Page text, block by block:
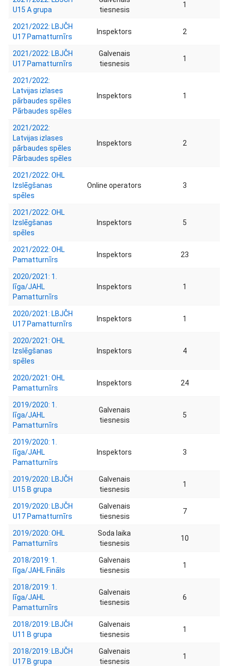
U15 A grupa
tiesnesis
1
2021/2022: LBJČH
U17 Pamatturnīrs
Inspektors 2
2021/2022: LBJČH
U17 Pamatturnīrs
Galvenais
tiesnesis
1
2021/2022:
Latvijas izlases
pārbaudes spēles
Pārbaudes spēles
Inspektors 1
2021/2022:
Latvijas izlases
pārbaudes spēles
Pārbaudes spēles
Inspektors 2
2021/2022: OHL
Izslēgšanas
spēles
Online operators 3
2021/2022: OHL
Izslēgšanas
spēles
Inspektors 5
2021/2022: OHL
Pamatturnīrs
Inspektors 23
2020/2021: 1.
līga/JAHL
Pamatturnīrs
Inspektors 1
2020/2021: LBJČH
U17 Pamatturnīrs
Inspektors 1
2020/2021: OHL
Izslēgšanas
spēles
Inspektors 4
2020/2021: OHL
Pamatturnīrs
Inspektors 24
2019/2020: 1.
līga/JAHL
Pamatturnīrs
Galvenais
tiesnesis
5
2019/2020: 1.
līga/JAHL
Pamatturnīrs
Inspektors 3
2019/2020: LBJČH
U15 B grupa
Galvenais
tiesnesis
1
2019/2020: LBJČH
U17 Pamatturnīrs
Galvenais
tiesnesis
7
2019/2020: OHL
Pamatturnīrs
Soda laika
tiesnesis
10
2018/2019: 1.
līga/JAHL Fināls
Galvenais
tiesnesis
1
2018/2019: 1.
līga/JAHL
Pamatturnīrs
Galvenais
tiesnesis
6
2018/2019: LBJČH
U11 B grupa
Galvenais
tiesnesis
1
2018/2019: LBJČH
U17 B grupa
Galvenais
tiesnesis
1